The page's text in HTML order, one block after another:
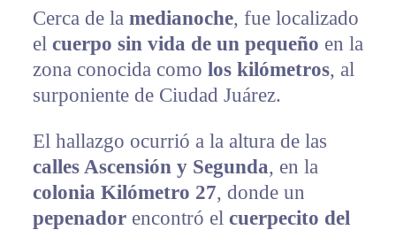
Cerca de la medianoche, fue localizado
el cuerpo sin vida de un pequeño en la
zona conocida como los kilómetros, al
surponiente de Ciudad Juárez.
El hallazgo ocurrió a la altura de las
calles Ascensión y Segunda, en la
colonia Kilómetro 27, donde un
pepenadorencontró el cuerpecito del